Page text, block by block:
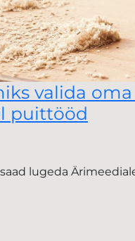
valida
puittööd
lugeda